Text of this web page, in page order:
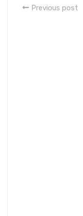
Previous post